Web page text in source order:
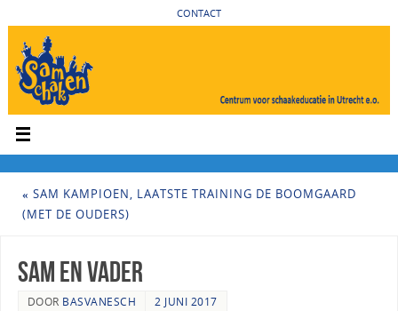
CONTACT
« SAM KAMPIOEN, LAATSTE TRAINING DE BOOMGAARD
(MET DE OUDERS)
Sam en vader
DOOR BASVANESCH
2 JUNI 2017